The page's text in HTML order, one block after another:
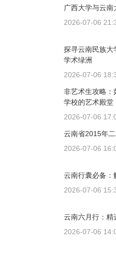
广西大学与云
2026-07-06
探寻云南民族大
学术绿洲
2026-07-06
非艺术生攻略：
学校的艺术殿堂
2026-07-06
云南省2015年
2026-07-06
云南行囊必备：
2026-07-06
云南六月行：精
2026-07-06